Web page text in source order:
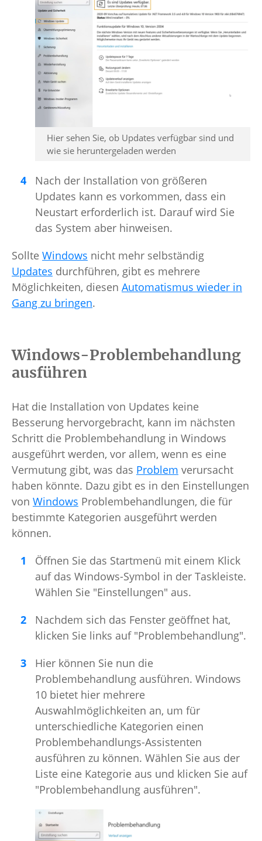
Hier sehen Sie, ob Updates verfügbar sind und
wie sie heruntergeladen werden
Nach der Installation von größeren
Updates kann es vorkommen, dass ein
Neustart erforderlich ist. Darauf wird Sie
das System aber hinweisen.
Sollte Windows nicht mehr selbständig
Updates durchführen, gibt es mehrere
Möglichkeiten, diesen Automatismus wieder in
Gang zu bringen.
Windows-Problembehandlung
ausführen
Hat die Installation von Updates keine
Besserung hervorgebracht, kann im nächsten
Schritt die Problembehandlung in Windows
ausgeführt werden, vor allem, wenn es eine
Vermutung gibt, was das Problem verursacht
haben könnte. Dazu gibt es in den Einstellungen
von Windows Problembehandlungen, die für
bestimmte Kategorien ausgeführt werden
können.
Öffnen Sie das Startmenü mit einem Klick
auf das Windows-Symbol in der Taskleiste.
Wählen Sie "Einstellungen" aus.
Nachdem sich das Fenster geöffnet hat,
klicken Sie links auf "Problembehandlung".
Hier können Sie nun die
Problembehandlung ausführen. Windows
10 bietet hier mehrere
Auswahlmöglichkeiten an, um für
unterschiedliche Kategorien einen
Problembehandlungs-Assistenten
ausführen zu können. Wählen Sie aus der
Liste eine Kategorie aus und klicken Sie auf
"Problembehandlung ausführen".